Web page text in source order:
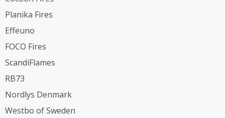
Planika Fires
Effeuno
FOCO Fires
ScandiFlames
RB73
Nordlys Denmark
Westbo of Sweden